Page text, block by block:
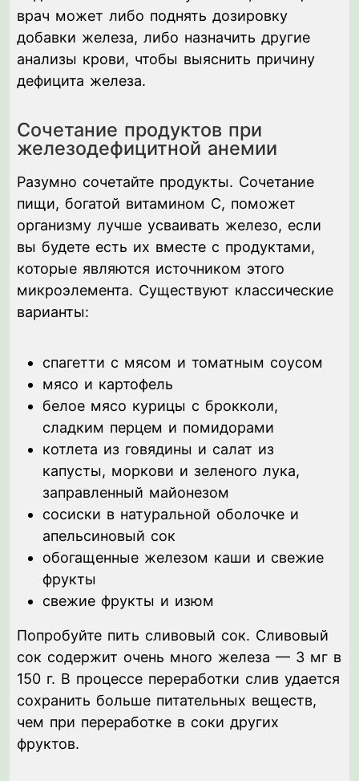
врач может либо поднять дозировку
добавки железа, либо назначить другие
анализы крови, чтобы выяснить причину
дефицита железа.
Сочетание продуктов при
железодефицитной анемии
Разумно сочетайте продукты. Сочетание
пищи, богатой витамином С, поможет
организму лучше усваивать железо, если
вы будете есть их вместе с продуктами,
которые являются источником этого
микроэлемента. Существуют классические
варианты:
спагетти с мясом и томатным соусом
мясо и картофель
белое мясо курицы с брокколи,
сладким перцем и помидорами
котлета из говядины и салат из
капусты, моркови и зеленого лука,
заправленный майонезом
сосиски в натуральной оболочке и
апельсиновый сок
обогащенные железом каши и свежие
фрукты
свежие фрукты и изюм
Попробуйте пить сливовый сок. Сливовый
сок содержит очень много железа — 3 мг в
150 г. В процессе переработки слив удается
сохранить больше питательных веществ,
чем при переработке в соки других
фруктов.